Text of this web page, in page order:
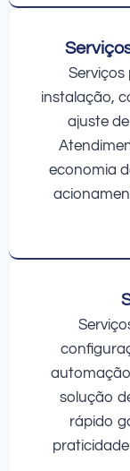
instalação,
ajuste
economia
solução
rápido